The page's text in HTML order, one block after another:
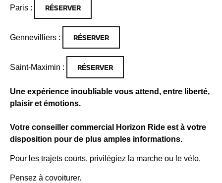
Paris : RÉSERVER
Gennevilliers : RÉSERVER
Saint-Maximin : RÉSERVER
Une expérience inoubliable vous attend, entre liberté,
plaisir et émotions.
Votre conseiller commercial Horizon Ride est à votre
disposition pour de plus amples informations.
Pour les trajets courts, privilégiez la marche ou le vélo.
Pensez à covoiturer.